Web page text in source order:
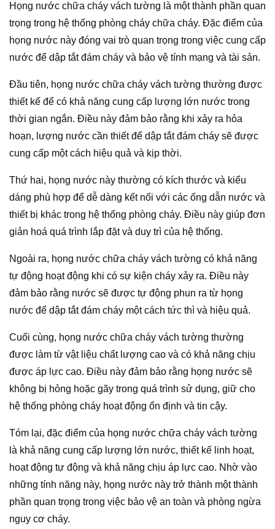
Họng nước chữa cháy vách tường là một thành phần quan
trọng trong hệ thống phòng cháy chữa cháy. Đặc điểm của
họng nước này đóng vai trò quan trọng trong việc cung cấp
nước để dập tắt đám cháy và bảo vệ tính mạng và tài sản.
Đầu tiên, họng nước chữa cháy vách tường thường được
thiết kế để có khả năng cung cấp lượng lớn nước trong
thời gian ngắn. Điều này đảm bảo rằng khi xảy ra hỏa
hoạn, lượng nước cần thiết để dập tắt đám cháy sẽ được
cung cấp một cách hiệu quả và kịp thời.
Thứ hai, họng nước này thường có kích thước và kiểu
dáng phù hợp để dễ dàng kết nối với các ống dẫn nước và
thiết bị khác trong hệ thống phòng cháy. Điều này giúp đơn
giản hoá quá trình lắp đặt và duy trì của hệ thống.
Ngoài ra, họng nước chữa cháy vách tường có khả năng
tự động hoạt động khi có sự kiện cháy xảy ra. Điều này
đảm bảo rằng nước sẽ được tự động phun ra từ họng
nước để dập tắt đám cháy một cách tức thì và hiệu quả.
Cuối cùng, họng nước chữa cháy vách tường thường
được làm từ vật liệu chất lượng cao và có khả năng chịu
được áp lực cao. Điều này đảm bảo rằng họng nước sẽ
không bị hỏng hoặc gãy trong quá trình sử dụng, giữ cho
hệ thống phòng cháy hoạt động ổn định và tin cậy.
Tóm lại, đặc điểm của họng nước chữa cháy vách tường
là khả năng cung cấp lượng lớn nước, thiết kế linh hoạt,
hoạt động tự động và khả năng chịu áp lực cao. Nhờ vào
những tính năng này, họng nước này trở thành một thành
phần quan trọng trong việc bảo vệ an toàn và phòng ngừa
nguy cơ cháy.